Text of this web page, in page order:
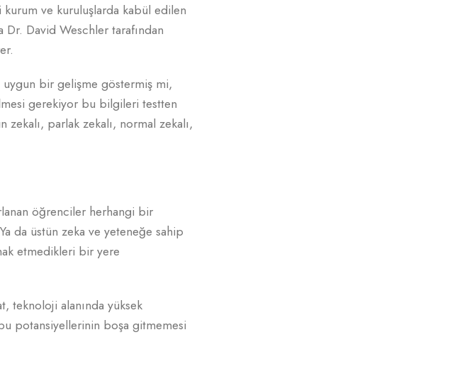
ve kuruluşlarda kabül edilen
Dr. David Weschler tarafından
bir gelişme göstermiş mi,
gerekiyor bu bilgileri testten
parlak zekalı, normal zekalı,
öğrenciler herhangi bir
da üstün zeka ve yeteneğe sahip
etmedikleri bir yere
teknoloji alanında yüksek
potansiyellerinin boşa gitmemesi